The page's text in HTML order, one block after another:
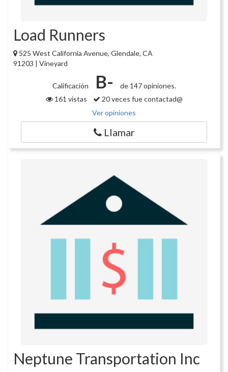
Load Runners
525 West California Avenue, Glendale, CA
91203 | Vineyard
Calificación B-
de 147 opiniones.
161 vistas
20 veces fue contactad@
Ver opiniones
Llamar
Neptune Transportation Inc